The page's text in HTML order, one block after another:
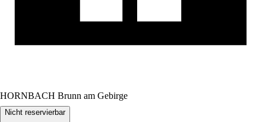
HORNBACH Brunn am Gebirge
Nicht reservierbar